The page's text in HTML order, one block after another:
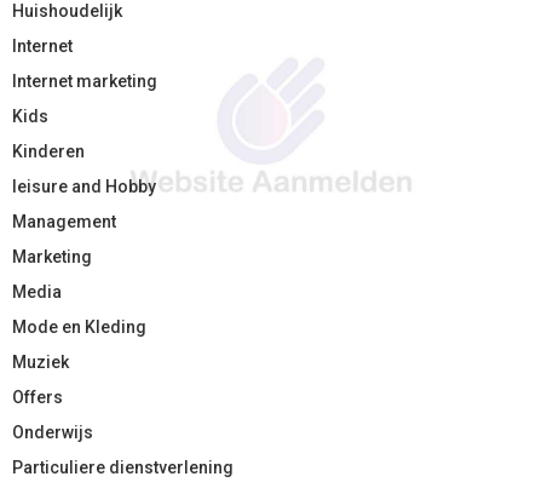
Huishoudelijk
Internet
Internet marketing
Kids
Kinderen
leisure and Hobby
Management
Marketing
Media
Mode en Kleding
Muziek
Offers
Onderwijs
Particuliere dienstverlening